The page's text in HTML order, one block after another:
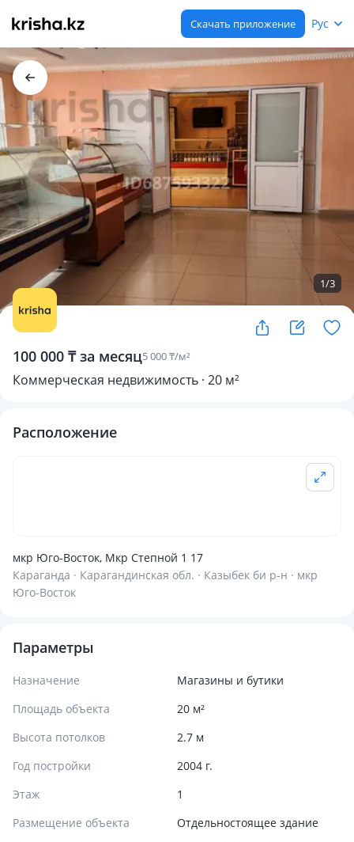
Скачать приложение Рус
1/3
100 000 ₸ за месяц5 000 ₸/м²
Коммерческая недвижимость · 20 м²
Расположение
мкр Юго-Восток, Мкр Степной 1 17
Караганда · Карагандинская обл. · Казыбек би р-н · мкр
Юго-Восток
Параметры
Назначение
Магазины и бутики
Площадь объекта
20 м²
Высота потолков
2.7 м
Год постройки
2004 г.
Этаж
1
Размещение объекта
Отдельностоящее здание